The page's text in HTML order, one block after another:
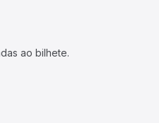
ao bilhete.